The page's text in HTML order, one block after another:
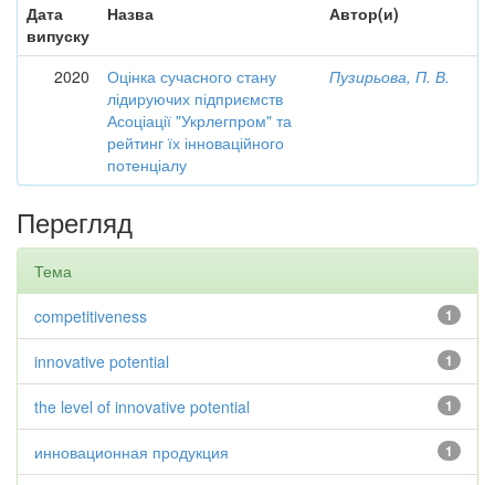
Дата
випуску
Назва Автор(и)
2020
Оцінка сучасного стану
лідируючих підприємств
Асоціації "Укрлегпром" та
рейтинг їх інноваційного
потенціалу
Пузирьова, П. В.
Перегляд
Тема
1
competitiveness
1
innovative potential
1
the level of innovative potential
1
инновационная продукция